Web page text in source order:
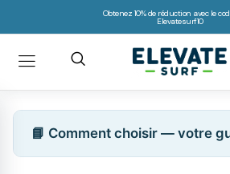
Obtenez 10% de réduction avec le
Elevatesurf10
📘 Comment choisir — votre